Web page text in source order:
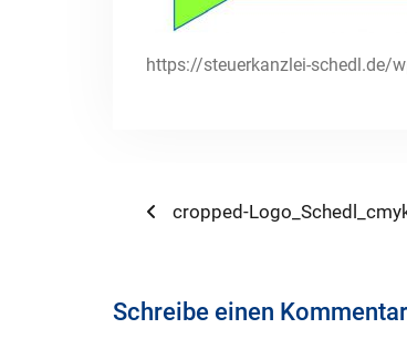
https://steuerkanzlei-schedl.de/
Beitragsnavigation
Previous
cropped-
Schreibe einen Kommentar